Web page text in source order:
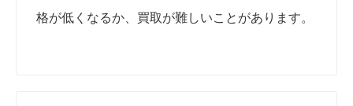
格が低くなるか、買取が難しいことがあります。